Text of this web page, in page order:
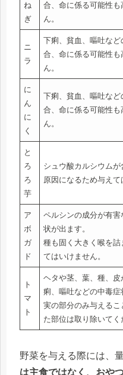
ね
ぎ
合、命に係る可能性
ん。
ニ
ラ
下痢、貧血、嘔吐な
合、命に係る可能性
ん。
に
ん
に
く
下痢、貧血、嘔吐な
合、命に係る可能性
ん。
と
ろ
ろ
芋
シュウ酸カルシウム
原因になるため与えて
ア
ボ
ガ
ド
ペルシンの成分が有
状が出ます。
種も固く大きく喉を詰
てはいけません。
ト
マ
ト
ヘタや茎、葉、種、
痢、嘔吐などの中毒症
実の部分のみ与える
た部位は取り除いてく
野菜を与える際には、
は主食ではなく、おや